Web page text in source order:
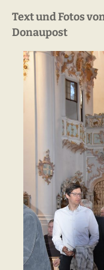
Text und Fotos
Donaupost